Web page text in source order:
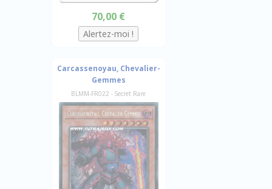
70,00 €
Carcassenoyau, Chevalier-
Gemmes
BLMM-FR022 - Secret Rare